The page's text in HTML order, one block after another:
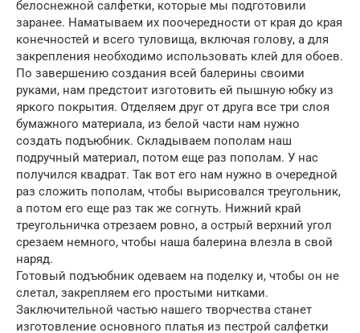
белоснежной салфетки, которые мы подготовили
заранее. Наматываем их поочередности от края до края
конечностей и всего туловища, включая голову, а для
закрепления необходимо использовать клей для обоев.
По завершению создания всей балерины своими
руками, нам предстоит изготовить ей пышную юбку из
яркого покрытия. Отделяем друг от друга все три слоя
бумажного материала, из белой части нам нужно
создать подъюбник. Складываем пополам наш
подручный материал, потом еще раз пополам. У нас
получился квадрат. Так вот его нам нужно в очередной
раз сложить пополам, чтобы вырисовался треугольник,
а потом его еще раз так же согнуть. Нижний край
треугольничка отрезаем ровно, а острый верхний угол
срезаем немного, чтобы наша балерина влезла в свой
наряд.
Готовый подъюбник одеваем на поделку и, чтобы он не
слетал, закрепляем его простыми нитками.
Заключительной частью нашего творчества станет
изготовление основного платья из пестрой салфетки